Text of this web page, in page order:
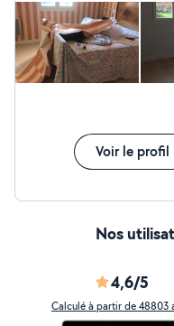
la qualité de son travail, je
de l'appartement, avec pose
etc... Travail soigné, très
professionnelle et très s
rapport qualité-prix. Un
professionnalisme Albert, je
Voir le profil
Nos
4,6/5
Calculé à partir de 48803